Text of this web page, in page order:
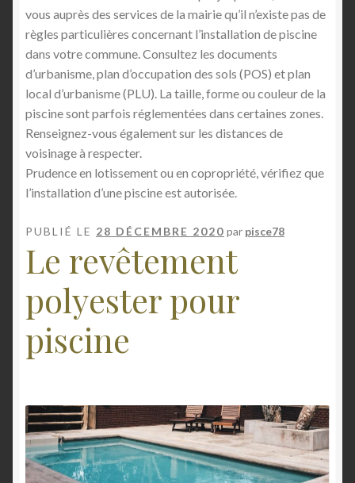
Mon compte
Page d’accueil
Panier
Politique de confidentialité
Politique de cookies (UE)
Store Manager
Vendeur Dashboard
Shop Settings
Vendors
vous auprès des services de la mairie qu’il n’existe pas de
règles particulières concernant l’installation de piscine
dans votre commune. Consultez les documents
d’urbanisme, plan d’occupation des sols (POS) et plan
local d’urbanisme (PLU). La taille, forme ou couleur de la
piscine sont parfois réglementées dans certaines zones.
Renseignez-vous également sur les distances de
voisinage à respecter.
Prudence en lotissement ou en copropriété, vérifiez que
l’installation d’une piscine est autorisée.
PUBLIÉ LE 28 DÉCEMBRE 2020 par pisce78
Le revêtement
polyester pour
piscine